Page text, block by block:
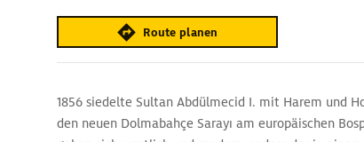
Route planen
1856 siedelte Sultan Abdülmecid I. mit Harem und
den neuen Dolmabahçe Sarayı am europäischen